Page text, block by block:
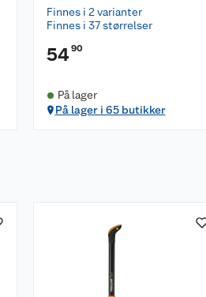
Finnes i 2 varianter
Finnes i 37 størrelser
5490
På lager
På lager i 65 butikker